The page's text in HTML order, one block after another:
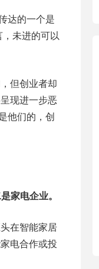
达的一个是
未进的可以
但创业者却
现进一步恶
他们的，创
家电企业。
在智能家居
电合作或投